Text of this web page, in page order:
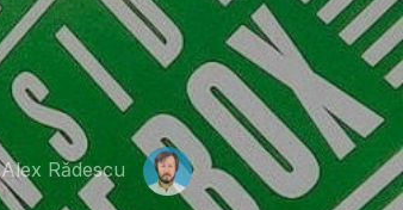
Alex Rădescu